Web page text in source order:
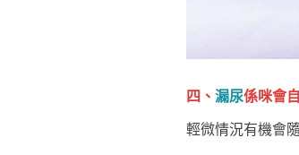
四、 漏尿係咪會
輕微情況有機會